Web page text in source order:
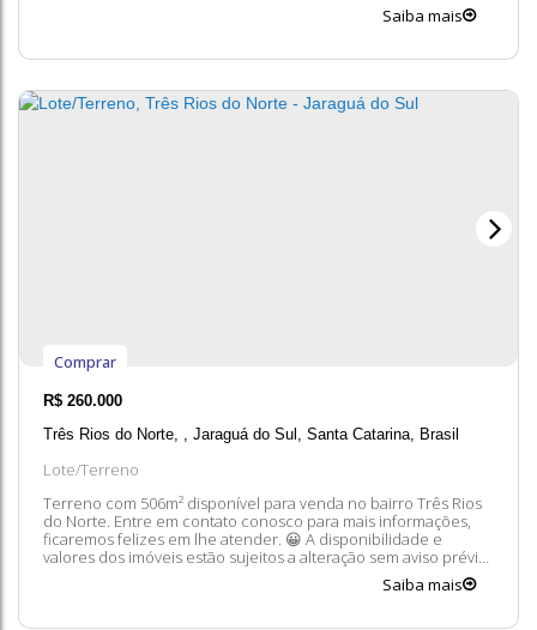
disponibilidade e valores dos imóveis estão sujeitos a alteração
Saiba mais
Lote/Terreno
R$ 260.000
Três Rios do Norte
Jaraguá do Sul Santa Catarina Brasil
Terreno com 506m² disponível para venda no bairro Três Rios
do Norte. Entre em contato conosco para mais informações,
ficaremos felizes em lhe atender. 😀 A disponibilidade e
valores dos imóveis estão sujeitos a alteração sem aviso prévio.
Comprar
Saiba mais